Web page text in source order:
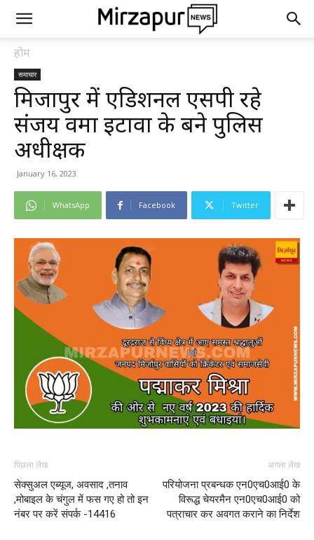
होम
समाचार
मिर्जापुर में एडिशनल एसपी रहे
संजय वर्मा इटावा के बने पुलिस
अधीक्षक
January 16, 2023
WhatsApp Facebook Twitter
पिछला लेख
सेक्सुअल एब्यूज, अवसाद ,तनाव
,मोबाइल के चंगुल में फस गए हो तो इन
नंबर पर करें संपर्क -14416
अगला लेख
परियोजना प्रबन्धक एन0एच0आई0 के
विरूद्ध चेयरमैन एन0एच0आई0 को
पत्राचार कर अवगत कराने का निर्देश